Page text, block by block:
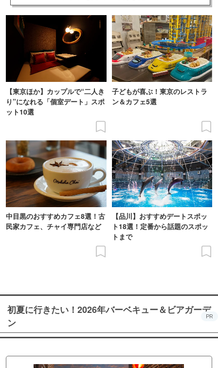
【東京ほか】カップルで“二人き
り”になれる「個室デート」スポ
ット10選
子どもが喜ぶ！東京のレストラ
ン＆カフェ5選
中目黒のおすすめカフェ8選！古
民家カフェ、チャイ専門店など
【品川】おすすめデートスポッ
ト18選！定番から話題のスポッ
トまで
初夏に行きたい！2026年バーベキュー＆ビアガーデ
ン
PR